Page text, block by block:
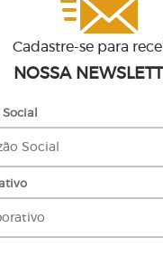
Cadastre-se para
NOSSA